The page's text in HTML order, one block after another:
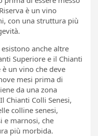
è un vino
con una struttura più
anche altre
Superiore e il Chianti
è un vino che deve
mesi prima di
da una zona
Chianti Colli Senesi,
colline senesi,
e marnosi, che
più morbida.